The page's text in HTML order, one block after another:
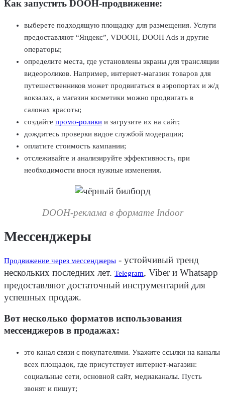
Как запустить DOOH-продвижение:
выберете подходящую площадку для размещения. Услуги
предоставляют “Яндекс”, VDOOH, DOOH Ads и другие
операторы;
определите места, где установлены экраны для трансляции
видеороликов. Например, интернет-магазин товаров для
путешественников может продвигаться в аэропортах и ж/д
вокзалах, а магазин косметики можно продвигать в
салонах красоты;
создайте промо-ролики и загрузите их на сайт;
дождитесь проверки видое службой модерации;
оплатите стоимость кампании;
отслеживайте и анализируйте эффективность, при
необходимости внося нужные изменения.
DOOH-реклама в формате Indoor
Мессенджеры
Продвижение через мессенджеры - устойчивый тренд
нескольких последних лет. Telegram, Viber и Whatsapp
предоставляют достаточный инструментарий для
успешных продаж.
Вот несколько форматов использования
мессенджеров в продажах:
это канал связи с покупателями. Укажите ссылки на каналы
всех площадок, где присутствует интернет-магазин:
социальные сети, основной сайт, медиаканалы. Пусть
звонят и пишут;